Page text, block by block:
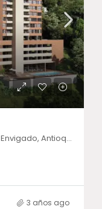
Cl. 36d Sur #26, Palma de Mayorca, Envigado, Antioquia, Colombia
3 años ago